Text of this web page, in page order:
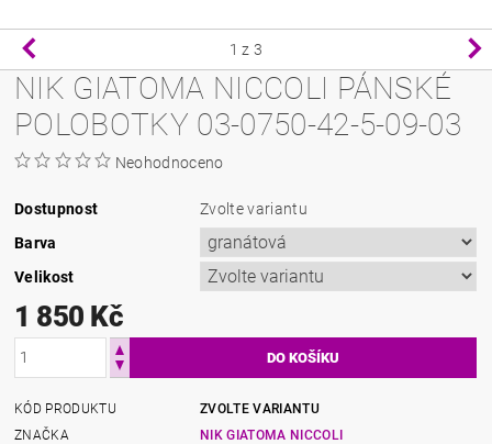
1 z 3
NIK GIATOMA NICCOLI PÁNSKÉ
POLOBOTKY 03-0750-42-5-09-03
Neohodnoceno
Dostupnost
Zvolte variantu
Barva
Velikost
1 850 Kč
KÓD PRODUKTU
ZVOLTE VARIANTU
ZNAČKA
NIK GIATOMA NICCOLI